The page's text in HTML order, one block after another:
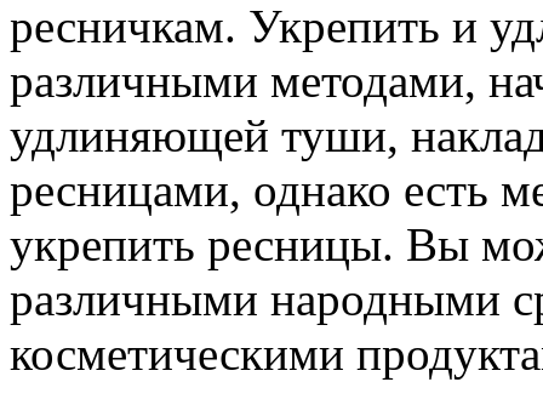
ресничкам. Укрепить и
различными методами,
удлиняющей туши,
ресницами, однако есть
укрепить ресницы. Вы
различными народными
косметическими